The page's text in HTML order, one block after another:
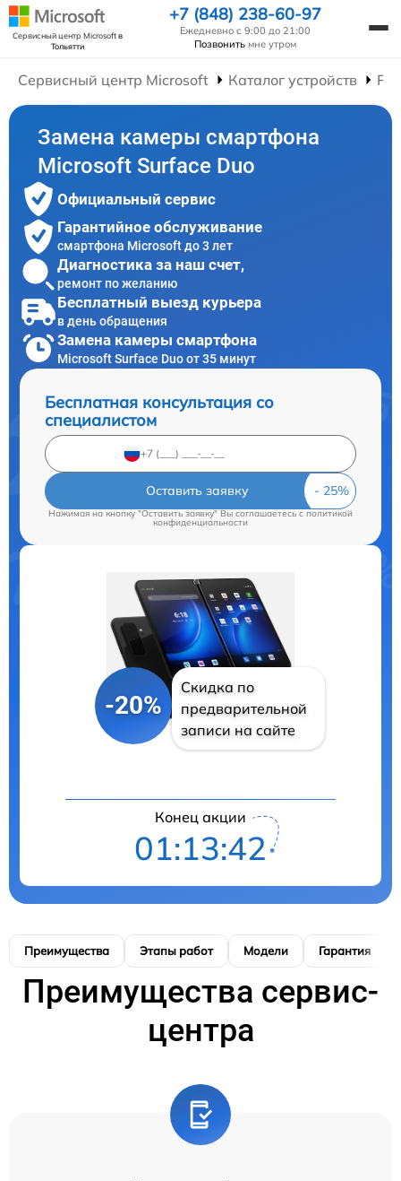
Сервисный центр Microsoftв
Тольятти
+7 (848) 238-60-97
Ежедневно с 9:00 до 21:00
Позвонить мне утром
Сервисный центр Microsoft Каталог устройств
Замена камеры смартфона
Microsoft Surface Duo
Официальный сервис
Гарантийное обслуживание
смартфона Microsoft до 3 лет
Диагностика за наш счет,
ремонт по желанию
Бесплатный выезд курьера
в день обращения
Замена камеры смартфона
Microsoft Surface Duo от 35 минут
Бесплатная консультация со
специалистом
Оставить заявку
Нажимая на кнопку "Оставить заявку" Вы соглашаетесь cполитикой
конфиденциальности
-20%
Скидка по
предварительной
записи на сайте
Конец акции
01:13:41
Преимущества Этапы работ Модели Гарантия
Преимущества сервис-
центра